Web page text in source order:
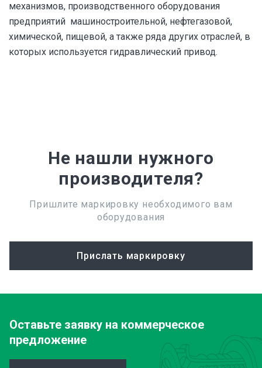
механизмов, производственного оборудования
предприятий машиностроительной, нефтегазовой,
химической, пищевой, а также ряда других отраслей, в
которых используется гидравлический привод.
Не нашли нужного
производителя?
Пришлите маркировку необходимого вам
оборудования
Прислать маркировку
Оставьте заявку на коммерческое
предложение